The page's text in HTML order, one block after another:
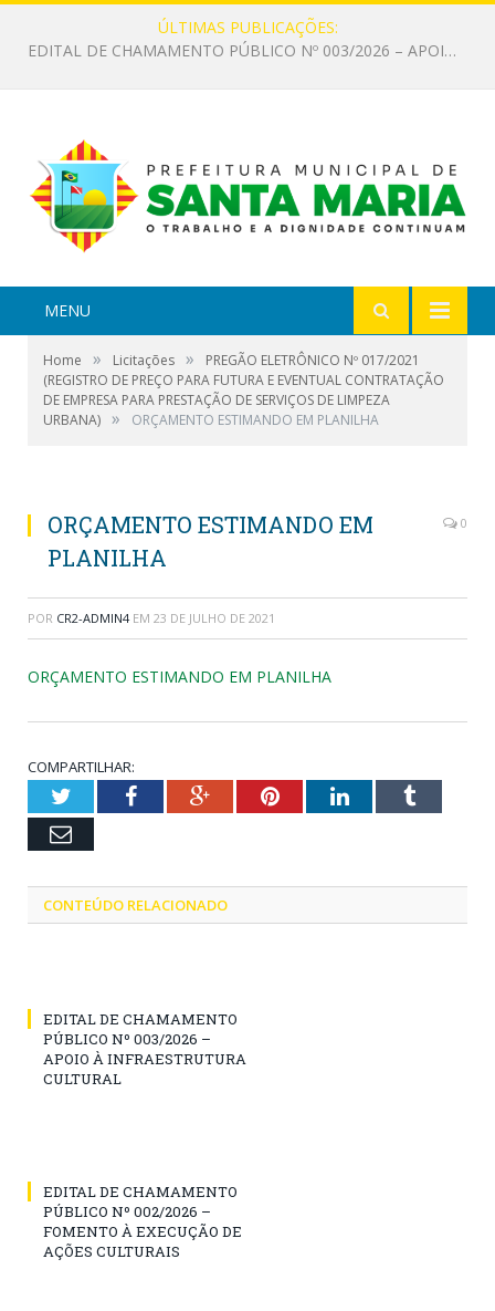
ÚLTIMAS PUBLICAÇÕES:
EDITAL DE CHAMAMENTO PÚBLICO Nº 002/2026 – FOMENTO À EXECUÇÃO DE AÇÕES CULTURAIS
MENU
Home » Licitações »
PREGÃO ELETRÔNICO Nº 017/2021
(REGISTRO DE PREÇO PARA FUTURA E EVENTUAL CONTRATAÇÃO
DE EMPRESA PARA PRESTAÇÃO DE SERVIÇOS DE LIMPEZA
URBANA) » ORÇAMENTO ESTIMANDO EM PLANILHA
ORÇAMENTO ESTIMANDO EM
PLANILHA
0
POR CR2-ADMIN4 EM 23 DE JULHO DE 2021
ORÇAMENTO ESTIMANDO EM PLANILHA
COMPARTILHAR:
TwitterFacebookGoogle+PinterestLinkedInTumblr
Email
CONTEÚDO RELACIONADO
EDITAL DE CHAMAMENTO
PÚBLICO Nº 003/2026 –
APOIO À INFRAESTRUTURA
CULTURAL
EDITAL DE CHAMAMENTO
PÚBLICO Nº 002/2026 –
FOMENTO À EXECUÇÃO DE
AÇÕES CULTURAIS